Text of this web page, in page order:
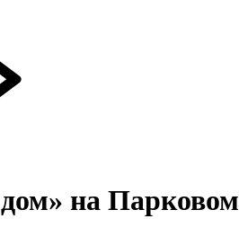
на Парковом